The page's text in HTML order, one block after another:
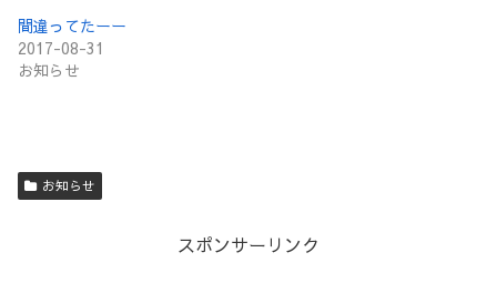
間違ってたーー
2017-08-31
お知らせ
お知らせ
スポンサーリンク